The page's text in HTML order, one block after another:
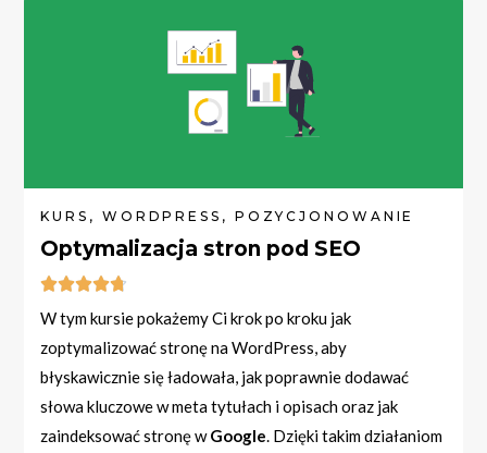
KURS, WORDPRESS, POZYCJONOWANIE
Optymalizacja stron pod SEO

W tym kursie pokażemy Ci krok po kroku jak
zoptymalizować stronę na WordPress, aby
błyskawicznie się ładowała, jak poprawnie dodawać
słowa kluczowe w meta tytułach i opisach oraz jak
zaindeksować stronę wGoogle. Dzięki takim działaniom